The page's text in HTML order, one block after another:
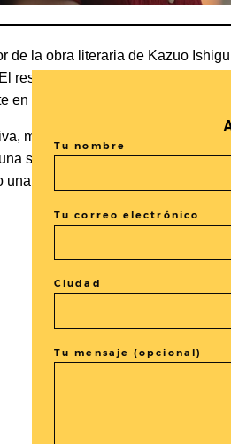
de la obra literaria de Kazuo
resultado es una película pausada
en aquello que decide callar.
más interesada en sugerir que
sensación persistente una vez
luz tenue que ilumina unos
Tu nombre
Tu correo electrónico
Ciudad
Tu mensaje (opcional)